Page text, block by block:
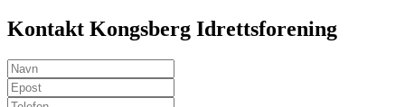
Kontakt Kongsberg Idrettsforening